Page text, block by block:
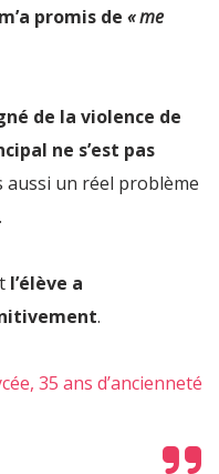
promis de « me
de la violence de
ne s’est pas
aussi un réel problème
l’élève a
.
35 ans d’ancienneté